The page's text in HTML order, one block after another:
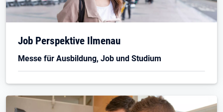
Job Perspektive Ilmenau
Messe für Ausbildung, Job und Studium